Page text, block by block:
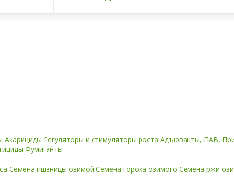
Акарициды Регуляторы и стимуляторы роста Адъюванты, ПАВ,
Фумиганты
Семена пшеницы озимой Семена гороха озимого Семена ржи